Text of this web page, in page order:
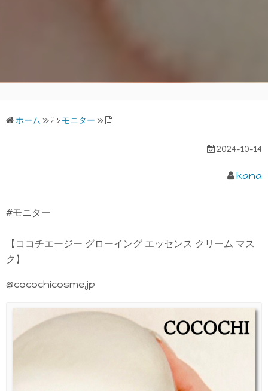
ホーム » モニター »
2024-10-14
kana
#モニター
【ココチエージー グローイング エッセンス クリーム マス
ク】
@cocochicosme.jp